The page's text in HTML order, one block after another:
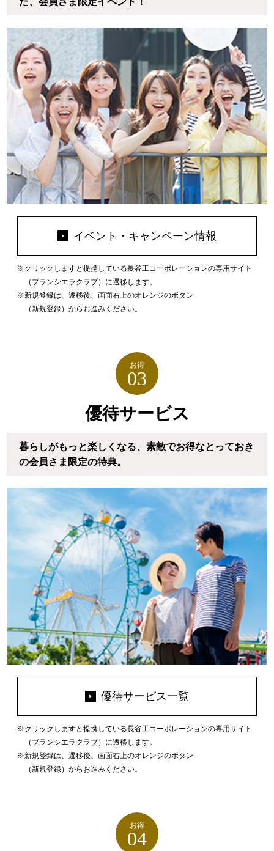
イベント・キャンペーン情報
クリックしますと提携している長谷工コーポレーションの専用サイト
（ブランシエラクラブ）に遷移します。
新規登録は、遷移後、画面右上のオレンジのボタン
（新規登録）からお進みください。
お得
03
優待サービス
暮らしがもっと楽しくなる、素敵でお得なとっておき
の会員さま限定の特典。
優待サービス一覧
クリックしますと提携している長谷工コーポレーションの専用サイト
（ブランシエラクラブ）に遷移します。
新規登録は、遷移後、画面右上のオレンジのボタン
（新規登録）からお進みください。
お得
04